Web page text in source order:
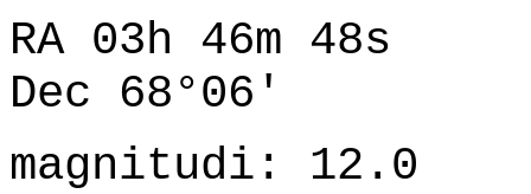
RA 03h 46m 48s
Dec 68°06'
magnitudi: 12.0